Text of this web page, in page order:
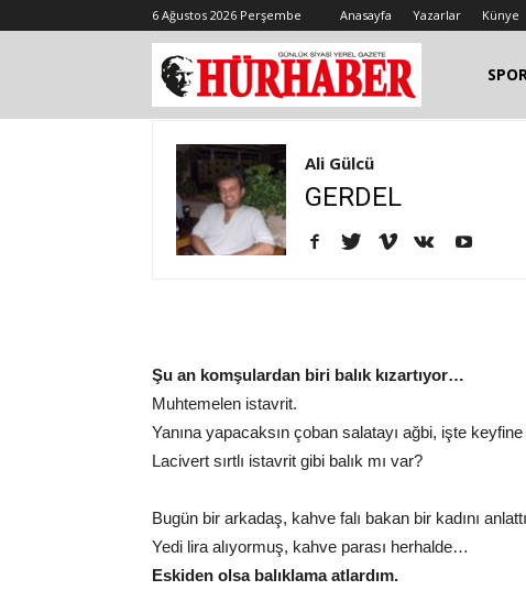
6 Ağustos 2026 Perşembe Anasayfa Yazarlar Künye
Ali Gülcü
GERDEL
Şu an komşulardan biri balık kızartıyor…
Muhtemelen istavrit.
Yanına yapacaksın çoban salatayı ağbi, işte
Lacivert sırtlı istavrit gibi balık mı var?
Bugün bir arkadaş, kahve falı bakan bir kadını
Yedi lira alıyormuş, kahve parası herhalde…
Eskiden olsa balıklama atlardım.